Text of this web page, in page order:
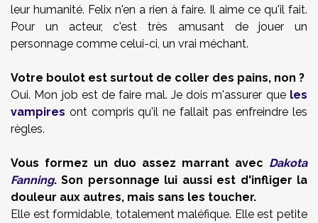
leur humanité. Felix n'en a rien à faire. Il aime ce qu'il fait.
Pour un acteur, c'est très amusant de jouer un
personnage comme celui-ci, un vrai méchant.
Votre boulot est surtout de coller des pains, non ?
Oui. Mon job est de faire mal. Je dois m'assurer que les
vampires ont compris qu'il ne fallait pas enfreindre les
règles.
Vous formez un duo assez marrant avec Dakota
Fanning. Son personnage lui aussi est d'infliger la
douleur aux autres, mais sans les toucher.
Elle est formidable, totalement maléfique. Elle est petite